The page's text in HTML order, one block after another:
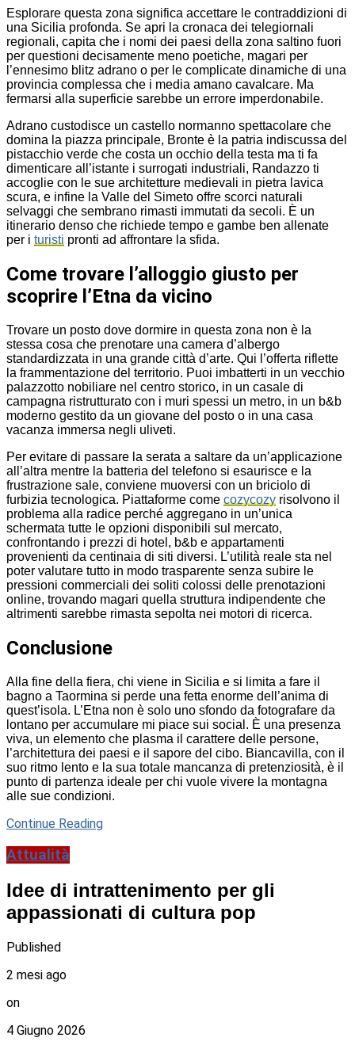
Esplorare questa zona significa accettare le contraddizioni di
una Sicilia profonda. Se apri la cronaca dei telegiornali
regionali, capita che i nomi dei paesi della zona saltino fuori
per questioni decisamente meno poetiche, magari per
l’ennesimo blitz adrano o per le complicate dinamiche di una
provincia complessa che i media amano cavalcare. Ma
fermarsi alla superficie sarebbe un errore imperdonabile.
Adrano custodisce un castello normanno spettacolare che
domina la piazza principale, Bronte è la patria indiscussa del
pistacchio verde che costa un occhio della testa ma ti fa
dimenticare all’istante i surrogati industriali, Randazzo ti
accoglie con le sue architetture medievali in pietra lavica
scura, e infine la Valle del Simeto offre scorci naturali
selvaggi che sembrano rimasti immutati da secoli. È un
itinerario denso che richiede tempo e gambe ben allenate
per i turisti pronti ad affrontare la sfida.
Come trovare l’alloggio giusto per
scoprire l’Etna da vicino
Trovare un posto dove dormire in questa zona non è la
stessa cosa che prenotare una camera d’albergo
standardizzata in una grande città d’arte. Qui l’offerta riflette
la frammentazione del territorio. Puoi imbatterti in un vecchio
palazzotto nobiliare nel centro storico, in un casale di
campagna ristrutturato con i muri spessi un metro, in un b&b
moderno gestito da un giovane del posto o in una casa
vacanza immersa negli uliveti.
Per evitare di passare la serata a saltare da un’applicazione
all’altra mentre la batteria del telefono si esaurisce e la
frustrazione sale, conviene muoversi con un briciolo di
furbizia tecnologica. Piattaforme come cozycozy risolvono il
problema alla radice perché aggregano in un’unica
schermata tutte le opzioni disponibili sul mercato,
confrontando i prezzi di hotel, b&b e appartamenti
provenienti da centinaia di siti diversi. L’utilità reale sta nel
poter valutare tutto in modo trasparente senza subire le
pressioni commerciali dei soliti colossi delle prenotazioni
online, trovando magari quella struttura indipendente che
altrimenti sarebbe rimasta sepolta nei motori di ricerca.
Conclusione
Alla fine della fiera, chi viene in Sicilia e si limita a fare il
bagno a Taormina si perde una fetta enorme dell’anima di
quest’isola. L’Etna non è solo uno sfondo da fotografare da
lontano per accumulare mi piace sui social. È una presenza
viva, un elemento che plasma il carattere delle persone,
l’architettura dei paesi e il sapore del cibo. Biancavilla, con il
suo ritmo lento e la sua totale mancanza di pretenziosità, è il
punto di partenza ideale per chi vuole vivere la montagna
alle sue condizioni.
Continue Reading
Attualità
Idee di intrattenimento per gli
appassionati di cultura pop
Published
2 mesi ago
on
4 Giugno 2026